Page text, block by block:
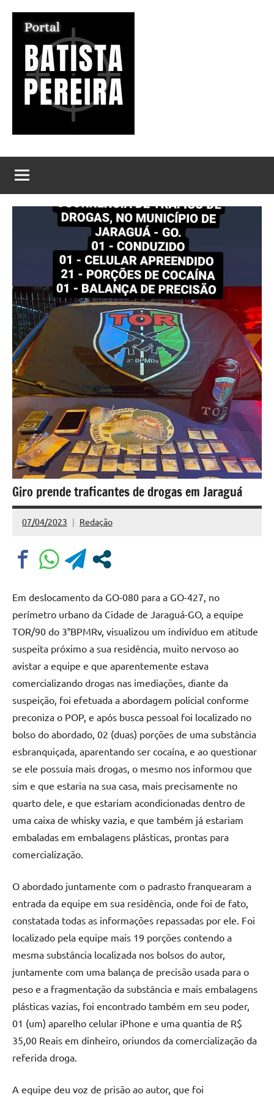
conteúdo
Batista
Pereira
Portal
de
Giro prende traficantes de drogas em Jaraguá
07/04/2023 Redação
Nenhum
Em deslocamento da GO-080 para a GO-427, no
perímetro urbano da Cidade de Jaraguá-GO, a equipe
TOR/90 do 3°BPMRv, visualizou um indivíduo em atitude
suspeita próximo a sua residência, muito nervoso ao
avistar a equipe e que aparentemente estava
comercializando drogas nas imediações, diante da
suspeição, foi efetuada a abordagem policial conforme
preconiza o POP, e após busca pessoal foi localizado no
bolso do abordado, 02 (duas) porções de uma substância
esbranquiçada, aparentando ser cocaína, e ao questionar
se ele possuía mais drogas, o mesmo nos informou que
sim e que estaria na sua casa, mais precisamente no
quarto dele, e que estariam acondicionadas dentro de
uma caixa de whisky vazia, e que também já estariam
embaladas em embalagens plásticas, prontas para
comercialização.
O abordado juntamente com o padrasto franquearam a
entrada da equipe em sua residência, onde foi de fato,
constatada todas as informações repassadas por ele. Foi
localizado pela equipe mais 19 porções contendo a
mesma substância localizada nos bolsos do autor,
juntamente com uma balança de precisão usada para o
peso e a fragmentação da substância e mais embalagens
plásticas vazias, foi encontrado também em seu poder,
01 (um) aparelho celular iPhone e uma quantia de R$
35,00 Reais em dinheiro, oriundos da comercialização da
referida droga.
A equipe deu voz de prisão ao autor, que foi